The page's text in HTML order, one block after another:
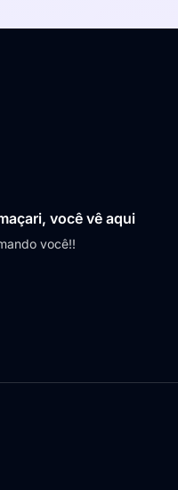
você vê aqui
você!!